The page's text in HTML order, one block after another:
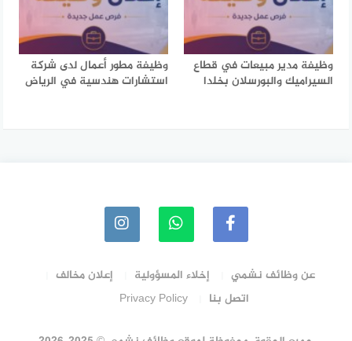
وظيفة مدير مبيعات في قطاع
السيراميك والبورسلان بخلدا
وظيفة مطور أعمال لدى شركة
استشارات هندسية في الرياض
عن وظائف نشمي إخلاء المسؤولية
إعلان مخالف
اتصل بنا
Privacy Policy